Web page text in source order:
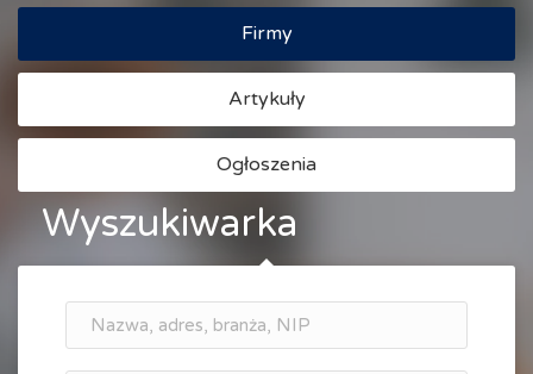
Firmy
Artykuły
Ogłoszenia
Wyszukiwarka